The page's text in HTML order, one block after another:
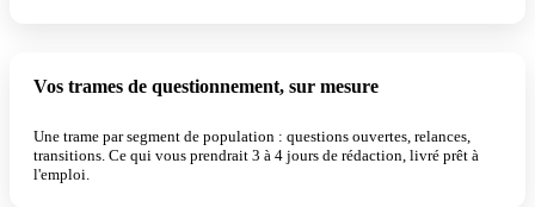
Vos trames de questionnement, sur mesure
Une trame par segment de population : questions ouvertes, relances,
transitions. Ce qui vous prendrait 3 à 4 jours de rédaction, livré prêt à
l'emploi.